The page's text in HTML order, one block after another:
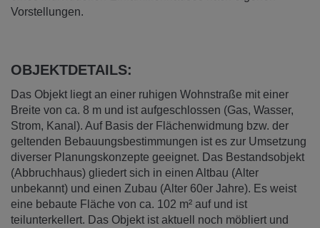
Vorstellungen.
OBJEKTDETAILS:
Das Objekt liegt an einer ruhigen Wohnstraße mit einer
Breite von ca. 8 m und ist aufgeschlossen (Gas, Wasser,
Strom, Kanal). Auf Basis der Flächenwidmung bzw. der
geltenden Bebauungsbestimmungen ist es zur Umsetzung
diverser Planungskonzepte geeignet. Das Bestandsobjekt
(Abbruchhaus) gliedert sich in einen Altbau (Alter
unbekannt) und einen Zubau (Alter 60er Jahre). Es weist
eine bebaute Fläche von ca. 102 m² auf und ist
teilunterkellert. Das Objekt ist aktuell noch möbliert und